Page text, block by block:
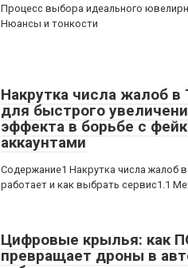
Процесс выбора идеального
Нюансы и тонкости
Накрутка числа жалоб в
для быстрого
эффекта в борьбе с
аккаунтами
Содержание1 Накрутка числа жалоб в
работает и как выбрать сервис1.1
Цифровые крылья: как
превращает дроны в